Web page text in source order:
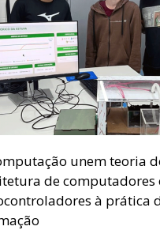
unem teoria
de computadores
à prática